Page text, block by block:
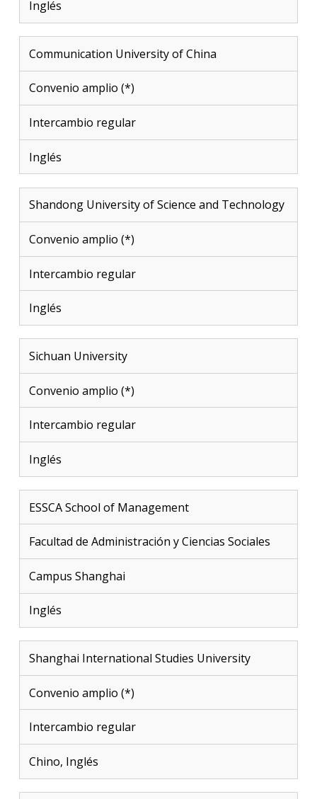
Inglés
Communication University of China
Convenio amplio (*)
Intercambio regular
Inglés
Shandong University of Science and Technology
Convenio amplio (*)
Intercambio regular
Inglés
Sichuan University
Convenio amplio (*)
Intercambio regular
Inglés
ESSCA School of Management
Facultad de Administración y Ciencias Sociales
Campus Shanghai
Inglés
Shanghai International Studies University
Convenio amplio (*)
Intercambio regular
Chino, Inglés